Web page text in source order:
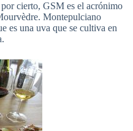
cierto, GSM es el acrónimo
Montepulciano
es una uva que se cultiva en